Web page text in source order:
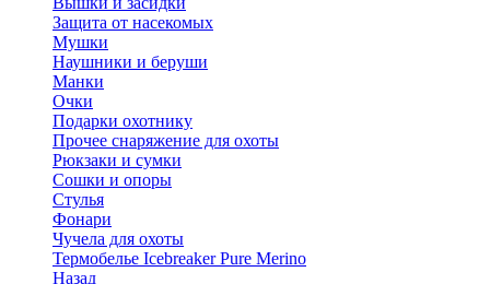
Защита от насекомых
Мушки
Наушники и беруши
Манки
Очки
Подарки охотнику
Прочее снаряжение для охоты
Рюкзаки и сумки
Сошки и опоры
Стулья
Фонари
Чучела для охоты
Термобелье Icebreaker Pure Merino
Назад